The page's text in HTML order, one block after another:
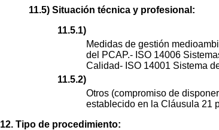
11.5) Situación técnica y profesional:
11.5.1)
Medidas de gestión
del PCAP.- ISO 14006
Calidad- ISO 14001 Sistema
11.5.2)
Otros (compromiso de
establecido en la Cláusula 21
12. Tipo de procedimiento: